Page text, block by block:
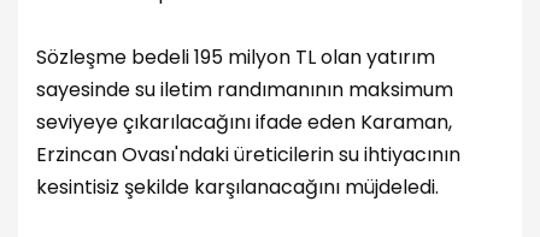
Sözleşme bedeli 195 milyon TL olan yatırım
sayesinde su iletim randımanının maksimum
seviyeye çıkarılacağını ifade eden Karaman,
Erzincan Ovası'ndaki üreticilerin su ihtiyacının
kesintisiz şekilde karşılanacağını müjdeledi.